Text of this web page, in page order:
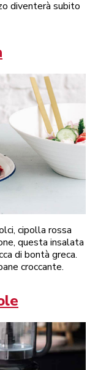
diventerà subito
cipolla rossa
questa insalata
di bontà greca.
croccante.